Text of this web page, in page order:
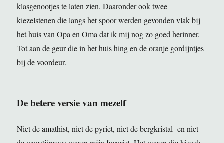
klasgenootjes te laten zien. Daaronder ook twee
kiezelstenen die langs het spoor werden gevonden vlak bij
het huis van Opa en Oma dat ik mij nog zo goed herinner.
Tot aan de geur die in het huis hing en de oranje gordijntjes
bij de voordeur.
De betere versie van mezelf
Niet de amathist, niet de pyriet, niet de bergkristal en niet